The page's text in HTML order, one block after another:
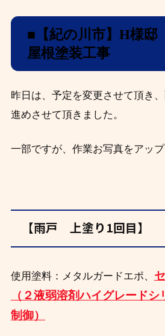
■【紀の川市】H様邸
屋根塗装工事
昨日は、予定を変更させて頂き
進めさせて頂きました。
一部ですが、作業お写真をアップ
【雨戸 上塗り1回目】
使用塗料：メタルガードエポ、
（２液弱溶剤ハイグレード
制御）